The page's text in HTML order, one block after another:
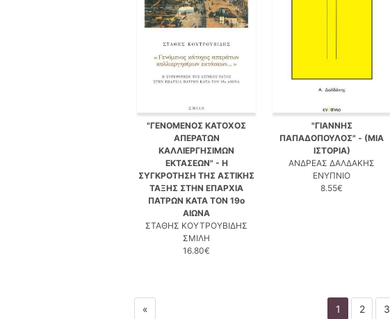
"ΓΕΝΟΜΕΝΟΣ ΚΑΤΟΧΟΣ
ΑΠΕΡΑΤΩΝ
ΚΑΛΛΙΕΡΓΗΣΙΜΩΝ
ΕΚΤΑΣΕΩΝ" - Η
ΣΥΓΚΡΟΤΗΣΗ ΤΗΣ ΑΣΤΙΚΗΣ
ΤΑΞΗΣ ΣΤΗΝ ΕΠΑΡΧΙΑ
ΠΑΤΡΩΝ ΚΑΤΑ ΤΟΝ 19ο
ΑΙΩΝΑ
ΣΤΑΘΗΣ ΚΟΥΤΡΟΥΒΙΔΗΣ
ΣΜΙΛΗ
16.80€
"ΓΙΑΝΝΗΣ
ΠΑΠΑΔΟΠΟΥΛΟΣ" - (ΜΙΑ
ΙΣΤΟΡΙΑ)
ΑΝΔΡΕΑΣ ΔΑΛΔΑΚΗΣ
ΕΝΥΠΝΙΟ
8.55€
« 1 2 3